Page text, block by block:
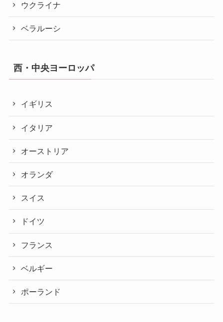
ウクライナ
ベラルーシ
西・中央ヨーロッパ
イギリス
イタリア
オーストリア
オランダ
スイス
ドイツ
フランス
ベルギー
ポーランド